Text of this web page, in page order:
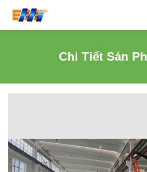
Chi Tiết Sản